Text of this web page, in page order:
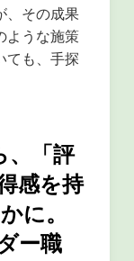
、その成果
ような施策
ても、手探
、「評
感を持
に。
ー職